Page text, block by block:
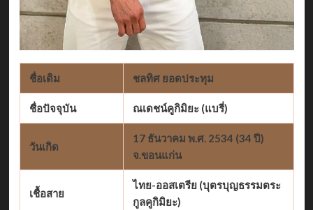
ชื่อเดิม ชลทิศ ยอดประทุม
ชื่อปัจจุบัน ณเดชน์คูกิมิยะ (แบรี่)
วันเกิด
17 ธันวาคม พ.ศ. 2534 (34 ปี)
จ.ขอนแก่น
เชื้อสาย
ไทย-ออสเตรีย (บุตรบุญธรรมตระ
กูลคูกิมิยะ)